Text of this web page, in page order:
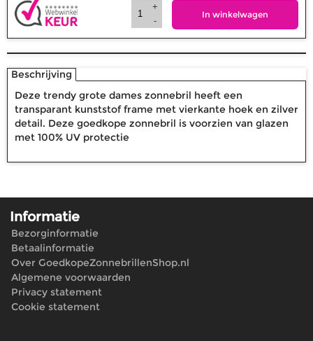
+
-
In winkelwagen
Beschrijving
Deze trendy grote dames zonnebril heeft een
transparant kunststof frame met vierkante hoek en zilver
detail. Deze goedkope zonnebril is voorzien van glazen
met 100% UV protectie
Informatie
Bezorginformatie
Betaalinformatie
Over GoedkopeZonnebrillenShop.nl
Algemene voorwaarden
Privacy statement
Cookie statement